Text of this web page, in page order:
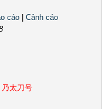
cáo
Cảnh cáo
太刀号